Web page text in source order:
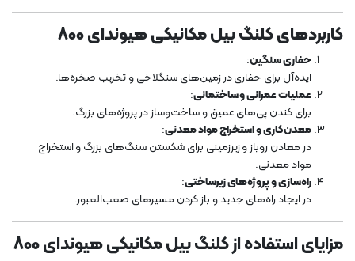
کاربردهای کلنگ بیل مکانیکی هیوندای 800
حفاری سنگین:
ایده‌آل برای حفاری در زمین‌های سنگلاخی و تخریب صخره‌ها.
عملیات عمرانی و ساختمانی:
برای کندن پی‌های عمیق و ساخت‌وساز در پروژه‌های بزرگ.
معدن‌کاری و استخراج مواد معدنی:
در معادن روباز و زیرزمینی برای شکستن سنگ‌های بزرگ و استخراج
مواد معدنی.
راه‌سازی و پروژه‌های زیرساختی:
در ایجاد راه‌های جدید و باز کردن مسیرهای صعب‌العبور.
مزایای استفاده از کلنگ بیل مکانیکی هیوندای 800